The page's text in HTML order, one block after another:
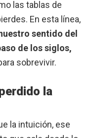
las tablas de
En esta línea,
sentido del
de los siglos,
sobrevivir.
la
la intuición, ese